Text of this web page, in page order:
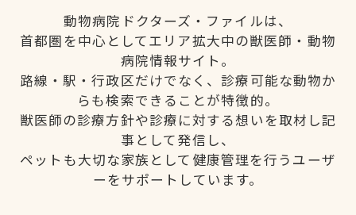
動物病院ドクターズ・ファイルは、
首都圏を中心としてエリア拡大中の獣医師・動物
病院情報サイト。
路線・駅・行政区だけでなく、診療可能な動物か
らも検索できることが特徴的。
獣医師の診療方針や診療に対する想いを取材し記
事として発信し、
ペットも大切な家族として健康管理を行うユーザ
ーをサポートしています。